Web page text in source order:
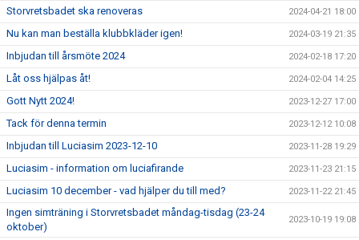
Storvretsbadet ska renoveras 2024-04-21 18:00
Nu kan man beställa klubbkläder igen! 2024-03-19 21:35
Inbjudan till årsmöte 2024 2024-02-18 17:20
Låt oss hjälpas åt! 2024-02-04 14:25
Gott Nytt 2024! 2023-12-27 17:00
Tack för denna termin 2023-12-12 10:08
Inbjudan till Luciasim 2023-12-10 2023-11-28 19:29
Luciasim - information om luciafirande 2023-11-23 21:15
Luciasim 10 december - vad hjälper du till med? 2023-11-22 21:45
Ingen simträning i Storvretsbadet måndag-tisdag (23-24
oktober)
2023-10-19 19:08